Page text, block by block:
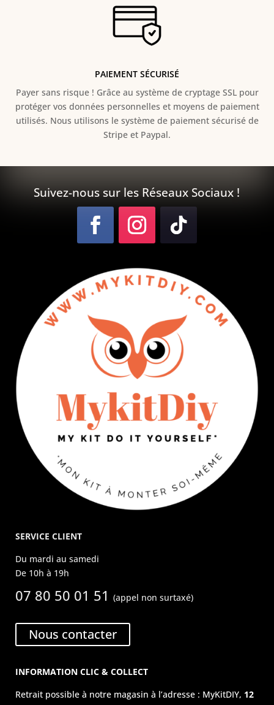
PAIEMENT SÉCURISÉ
Payer sans risque ! Grâce au système de cryptage SSL pour
protéger vos données personnelles et moyens de paiement
utilisés. Nous utilisons le système de paiement sécurisé de
Stripe et Paypal.
Suivez-nous sur les Réseaux Sociaux !
SERVICE CLIENT
Du mardi au samedi
De 10h à 19h
07 80 50 01 51(appel non surtaxé)
Nous contacter
INFORMATION CLIC & COLLECT
Retrait possible à notre magasin à l’adresse : MyKitDIY, 12